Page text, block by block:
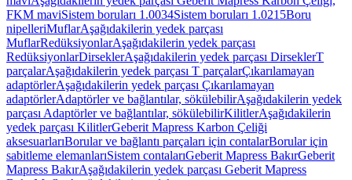
FKM maviSistem boruları 1.0034Sistem boruları 1.0215Boru
nipelleriMuflarAşağıdakilerin yedek parçası
MuflarRedüksiyonlarAşağıdakilerin yedek parçası
RedüksiyonlarDirseklerAşağıdakilerin yedek parçası DirseklerT
parçalarAşağıdakilerin yedek parçası T parçalarÇıkarılamayan
adaptörlerAşağıdakilerin yedek parçası Çıkarılamayan
adaptörlerAdaptörler ve bağlantılar, sökülebilirAşağıdakilerin yedek
parçası Adaptörler ve bağlantılar, sökülebilirKilitlerAşağıdakilerin
yedek parçası KilitlerGeberit Mapress Karbon Çeliği
aksesuarlarıBorular ve bağlantı parçaları için contalarBorular için
sabitleme elemanlarıSistem contalarıGeberit Mapress BakırGeberit
Mapress BakırAşağıdakilerin yedek parçası Geberit Mapress